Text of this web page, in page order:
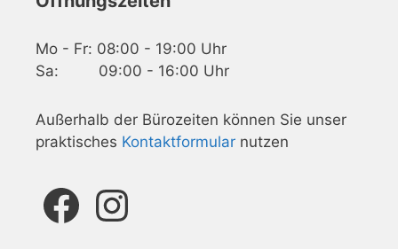
Mo - Fr: 08:00 - 19:00 Uhr
Sa: 09:00 - 16:00 Uhr
Außerhalb der Bürozeiten können Sie unser
praktisches Kontaktformular nutzen
Facebook
Instagram